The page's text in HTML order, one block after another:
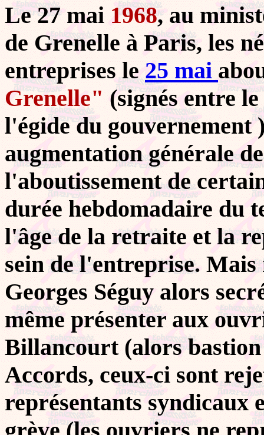
Le 27 mai 1968, au
de Grenelle à Paris, les
entreprises le 25 mai
Grenelle" (signés entre
l'égide du gouvernement
augmentation générale
l'aboutissement de
durée hebdomadaire du
l'âge de la retraite et la
sein de l'entreprise.
Georges Séguy alors
même présenter aux
Billancourt (alors bastion
Accords, ceux-ci sont
représentants syndicaux